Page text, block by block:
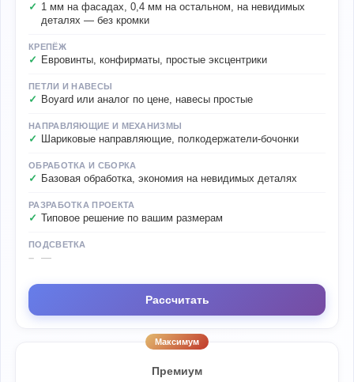
1 мм на фасадах, 0,4 мм на остальном, на невидимых
деталях — без кромки
КРЕПЁЖ
Евровинты, конфирматы, простые эксцентрики
ПЕТЛИ И НАВЕСЫ
Boyard или аналог по цене, навесы простые
НАПРАВЛЯЮЩИЕ И МЕХАНИЗМЫ
Шариковые направляющие, полкодержатели-бочонки
ОБРАБОТКА И СБОРКА
Базовая обработка, экономия на невидимых деталях
РАЗРАБОТКА ПРОЕКТА
Типовое решение по вашим размерам
ПОДСВЕТКА
—
Рассчитать
Максимум
Премиум